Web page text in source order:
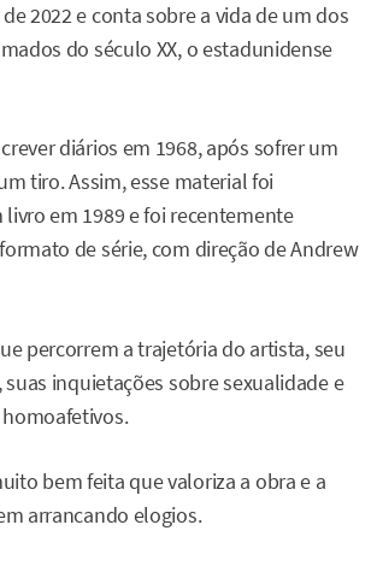
2022 e conta sobre a vida de um dos
do século XX, o estadunidense
diários em 1968, após sofrer um
tiro. Assim, esse material foi
em 1989 e foi recentemente
de série, com direção de Andrew
percorrem a trajetória do artista, seu
inquietações sobre sexualidade e
bem feita que valoriza a obra e a
arrancando elogios.